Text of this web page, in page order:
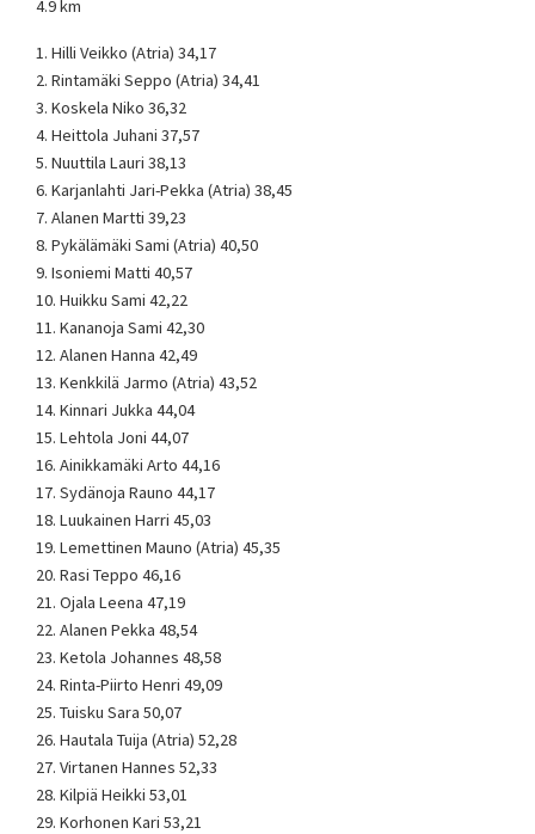
4.9 km
1. Hilli Veikko (Atria) 34,17
2. Rintamäki Seppo (Atria) 34,41
3. Koskela Niko 36,32
4. Heittola Juhani 37,57
5. Nuuttila Lauri 38,13
6. Karjanlahti Jari-Pekka (Atria) 38,45
7. Alanen Martti 39,23
8. Pykälämäki Sami (Atria) 40,50
9. Isoniemi Matti 40,57
10. Huikku Sami 42,22
11. Kananoja Sami 42,30
12. Alanen Hanna 42,49
13. Kenkkilä Jarmo (Atria) 43,52
14. Kinnari Jukka 44,04
15. Lehtola Joni 44,07
16. Ainikkamäki Arto 44,16
17. Sydänoja Rauno 44,17
18. Luukainen Harri 45,03
19. Lemettinen Mauno (Atria) 45,35
20. Rasi Teppo 46,16
21. Ojala Leena 47,19
22. Alanen Pekka 48,54
23. Ketola Johannes 48,58
24. Rinta-Piirto Henri 49,09
25. Tuisku Sara 50,07
26. Hautala Tuija (Atria) 52,28
27. Virtanen Hannes 52,33
28. Kilpiä Heikki 53,01
29. Korhonen Kari 53,21